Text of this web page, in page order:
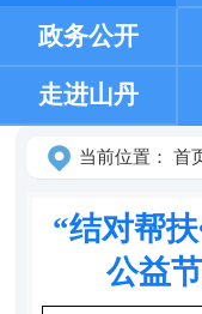
政务公开
走进山丹
当前位置： 首
“结对帮
公益